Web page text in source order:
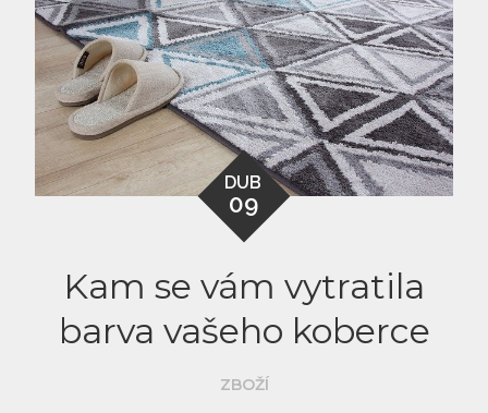
DUB
09
Kam se vám vytratila
barva vašeho koberce
ZBOŽÍ